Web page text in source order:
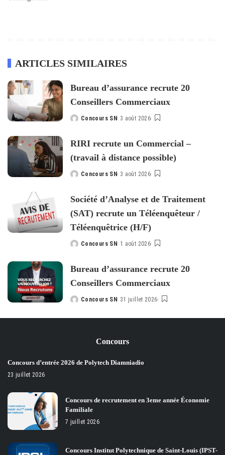
ARTICLES SIMILAIRES
Bureau d’assurance recrute 20
Conseillers Commerciaux
Posted
Concours SN 3 août 2026
RIRI recrute un Commercial –
(travail à distance possible)
Posted
Concours SN 3 août 2026
Société d’Analyse et de Traitement
(SAT) recrute un Téléenquêteur /
Téléenquêtrice (H/F)
Posted
Concours SN 1 août 2026
Bureau d’assurance recrute 20
Conseillers Commerciaux
Posted
Concours SN 31 juillet 2026
Concours
Concours d’entrée 2026 de Polytech Diamniadio
23 juillet 2026
Concours de recrutement en 3eme année Économie
Familiale
7 juillet 2026
Concours Institut Polytechnique de Saint-Louis (IPST-